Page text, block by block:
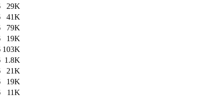
29K
41K
79K
19K
103K
1.8K
21K
19K
11K